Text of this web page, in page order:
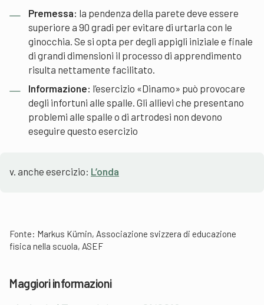
Premessa: la pendenza della parete deve essere
superiore a 90 gradi per evitare di urtarla con le
ginocchia. Se si opta per degli appigli iniziale e finale
di grandi dimensioni il processo di apprendimento
risulta nettamente facilitato.
Informazione: l’esercizio «Dinamo» può provocare
degli infortuni alle spalle. Gli allievi che presentano
problemi alle spalle o di artrodesi non devono
eseguire questo esercizio
v. anche esercizio: L’onda
Fonte: Markus Kümin, Associazione svizzera di educazione
fisica nella scuola, ASEF
Maggiori informazioni